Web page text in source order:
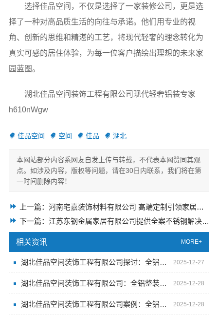
选择佳品空间，不仅是选择了一家装修公司，更是选
择了一种对高品质生活的向往与承诺。他们用专业的视
角、创新的思维和精湛的工艺，将现代轻奢的理念转化为
真实可感的居住体验，为每一位客户描绘出理想的未来家
园蓝图。
湖北佳品空间装饰工程有限公司现代轻奢铝装专家
h610nWgw
佳品空间 空间 佳品 湖北
本网站部分内容系网友自发上传与转载，不代表本网赞同其观
点。如涉及内容，版权等问题，请在30日内联系，我们将在第
一时间删除内容！
上一篇： 河南宅嘉装饰材料有限公司 高端定制引领家居潮流
下一篇： 江苏东钢金属家居有限公司提供全案不锈钢解决方案
相关资讯 MORE+
湖北佳品空间装饰工程有限公司探讨：全铝整装为何成装修热门之选 2025-12-27
湖北佳品空间装饰工程有限公司：全铝整装引领者 2025-12-28
湖北佳品空间装饰工程有限公司案例：全铝整装打造舒适家 2025-12-28